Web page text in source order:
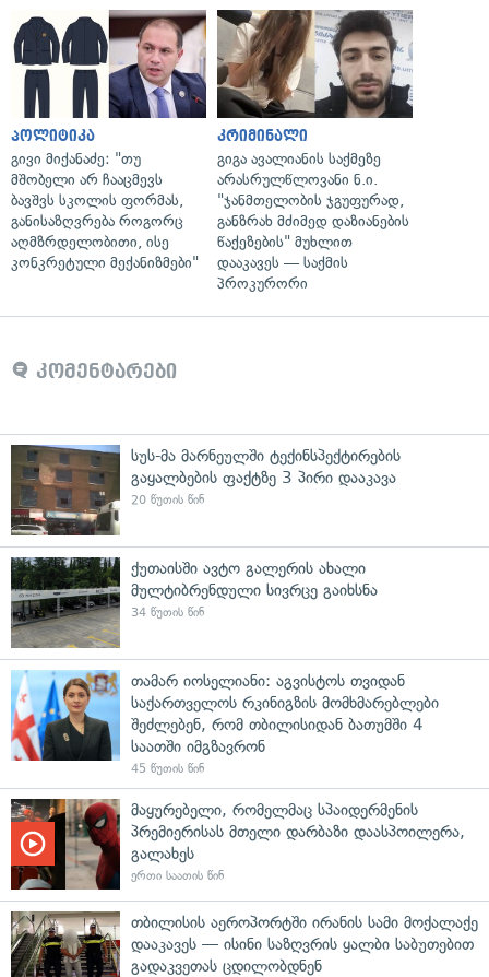
პოლიტიკა
გივი მიქანაძე: "თუ
მშობელი არ ჩააცმევს
ბავშვს სკოლის ფორმას,
განისაზღვრება როგორც
აღმზრდელობითი, ისე
კონკრეტული მექანიზმები"
კრიმინალი
გიგა ავალიანის საქმეზე
არასრულწლოვანი ნ.ი.
"ჯანმთელობის ჯგუფურად,
განზრახ მძიმედ დაზიანების
წაქეზების" მუხლით
დააკავეს — საქმის
პროკურორი
კომენტარები
სუს-მა მარნეულში ტექინსპექტირების
გაყალბების ფაქტზე 3 პირი დააკავა
20 წუთის წინ
ქუთაისში ავტო გალერის ახალი
მულტიბრენდული სივრცე გაიხსნა
34 წუთის წინ
თამარ იოსელიანი: აგვისტოს თვიდან
საქართველოს რკინიგზის მომხმარებლები
შეძლებენ, რომ თბილისიდან ბათუმში 4
საათში იმგზავრონ
45 წუთის წინ
მაყურებელი, რომელმაც სპაიდერმენის
პრემიერისას მთელი დარბაზი დაასპოილერა,
გალახეს
ერთი საათის წინ
თბილისის აეროპორტში ირანის სამი მოქალაქე
დააკავეს — ისინი საზღვრის ყალბი საბუთებით
გადაკვეთას ცდილობდნენ